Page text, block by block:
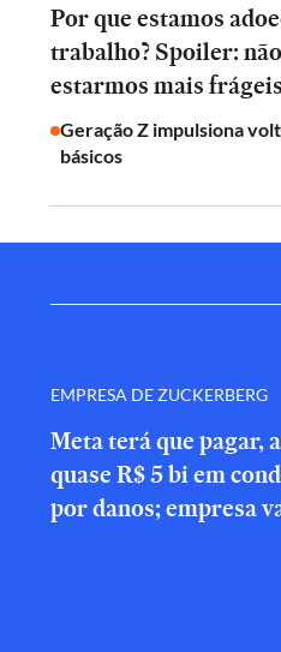
Por que estamos
trabalho? Spoiler:
estarmos mais frágeis
Geração Z impulsiona
básicos
EMPRESA DE ZUCKERBERG
Meta terá que pagar,
quase R$ 5 bi em
por danos; empresa